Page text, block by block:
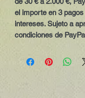
el importe en 3
intereses. Sujeto a
condiciones de